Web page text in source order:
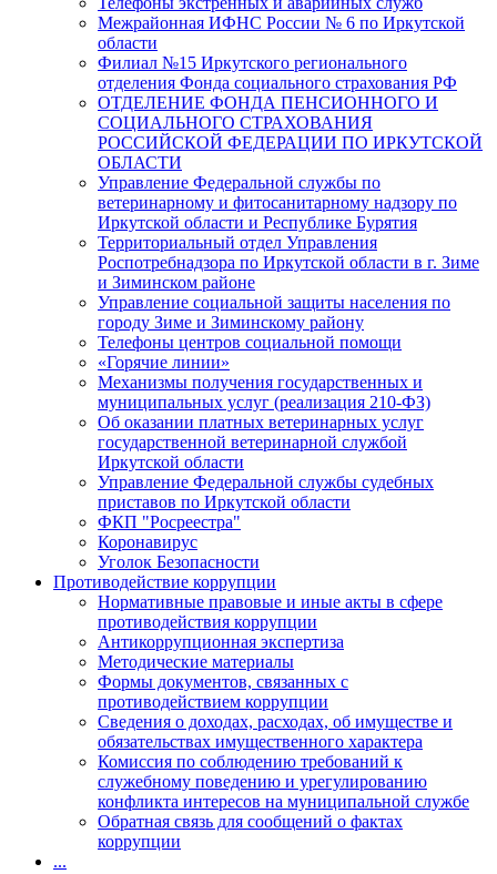
Межрайонная ИФНС России № 6 по Иркутской
области
Филиал №15 Иркутского регионального
отделения Фонда социального страхования РФ
ОТДЕЛЕНИЕ ФОНДА ПЕНСИОННОГО И
СОЦИАЛЬНОГО СТРАХОВАНИЯ
РОССИЙСКОЙ ФЕДЕРАЦИИ ПО ИРКУТСКОЙ
ОБЛАСТИ
Управление Федеральной службы по
ветеринарному и фитосанитарному надзору по
Иркутской области и Республике Бурятия
Территориальный отдел Управления
Роспотребнадзора по Иркутской области в г. Зиме
и Зиминском районе
Управление социальной защиты населения по
городу Зиме и Зиминскому району
Телефоны центров социальной помощи
«Горячие линии»
Механизмы получения государственных и
муниципальных услуг (реализация 210-ФЗ)
Об оказании платных ветеринарных услуг
государственной ветеринарной службой
Иркутской области
Управление Федеральной службы судебных
приставов по Иркутской области
ФКП "Росреестра"
Коронавирус
Уголок Безопасности
Противодействие коррупции
Нормативные правовые и иные акты в сфере
противодействия коррупции
Антикоррупционная экспертиза
Методические материалы
Формы документов, связанных с
противодействием коррупции
Сведения о доходах, расходах, об имуществе и
обязательствах имущественного характера
Комиссия по соблюдению требований к
служебному поведению и урегулированию
конфликта интересов на муниципальной службе
Обратная связь для сообщений о фактах
коррупции
...